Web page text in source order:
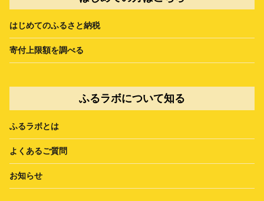
はじめてのふるさと納税
寄付上限額を調べる
ふるラボについて知る
ふるラボとは
よくあるご質問
お知らせ